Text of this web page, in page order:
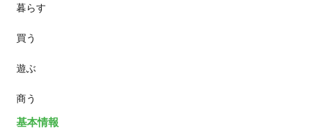
スイーツ
ランチ
カフェ
暮らす
買う
遊ぶ
商う
基本情報